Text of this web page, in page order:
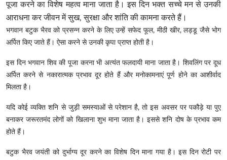
पूजा करने का विशेष महत्व माना जाता है। इस दिन भक्त सच्चे मन से उनकी
आराधना कर जीवन में सुख, सुरक्षा और शांति की कामना करते हैं।
भगवान बटुक भैरव को प्रसन्न करने के लिए उन्हें सफेद फूल, मीठी खीर, लड्डू जैसे भोग
अर्पित किए जाते हैं। ऐसा करने से उनकी कृपा प्राप्त होती है।
इस दिन भगवान शिव की पूजा करना भी अत्यंत फलदायी माना जाता है। शिवलिंग पर दूध
अर्पित करने से नकारात्मक प्रभाव दूर होते हैं और मनोकामनाएं पूर्ण होने का आशीर्वाद
मिलता है।
यदि कोई व्यक्ति शनि से जुड़ी समस्याओं से परेशान है, तो इस अवसर पर पकौड़े या पुए
बनाकर जरूरतमंद लोगों को खिलाना शुभ माना जाता है। इससे शनि दोष के प्रभाव कम
होते हैं।
बटुक भैरव जयंती को दुर्भाग्य दूर करने का विशेष दिन माना गया है। इस दिन रोटी पर